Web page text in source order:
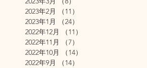
2023年2月
（11）
2023年1月
（24）
2022年12月
（11）
2022年11月
（7）
2022年10月
（14）
2022年9月
（14）